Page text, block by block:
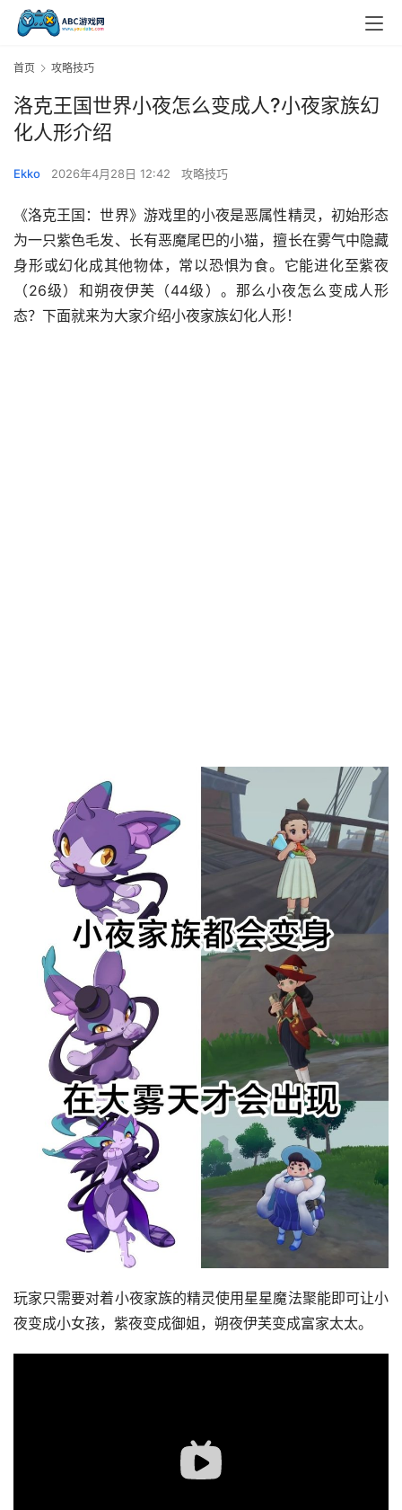
首页 攻略技巧
洛克王国世界小夜怎么变成人?小夜家族幻
化人形介绍
Ekko 2026年4月28日 12:42 攻略技巧
《洛克王国：世界》游戏里的小夜是恶属性精灵，初始形态
为一只紫色毛发、长有恶魔尾巴的小猫，擅长在雾气中隐藏
身形或幻化成其他物体，常以恐惧为食。它能进化至紫夜
（26级）和朔夜伊芙（44级）。那么小夜怎么变成人形
态？下面就来为大家介绍小夜家族幻化人形！
玩家只需要对着小夜家族的精灵使用星星魔法聚能即可让小
夜变成小女孩，紫夜变成御姐，朔夜伊芙变成富家太太。